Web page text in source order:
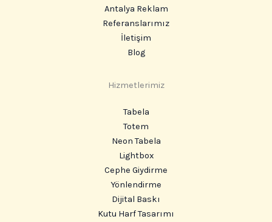
Antalya Reklam
Referanslarımız
İletişim
Blog
Hizmetlerimiz
Tabela
Totem
Neon Tabela
Lightbox
Cephe Giydirme
Yönlendirme
Dijital Baskı
Kutu Harf Tasarımı